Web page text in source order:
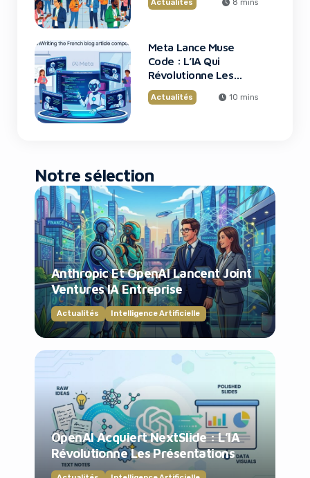
Actualités 8 mins
Meta Lance Muse
Code : L’IA Qui
Révolutionne Les
Grands Projets De
Code
Actualités 10 mins
Notre sélection
Anthropic Et OpenAI Lancent Joint
Ventures IA Entreprise
Actualités Intelligence Artificielle
OpenAI Acquiert NextSlide : L’IA
Révolutionne Les Présentations